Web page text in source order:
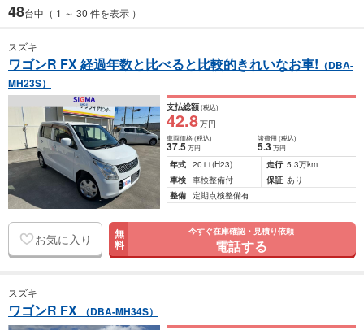
48台中（ 1 ～ 30 件を表示 ）
スズキ
ワゴンR FX 経過年数と比べると比較的きれいなお車! （DBA-
MH23S）
支払総額(税込)
42.8万円
車両価格(税込)
37.5万円
諸費用 (税込)
5.3 万円
年式 2011(H23) 走行 5.3万km
車検 車検整備付 保証 あり
整備 定期点検整備有
お気に入り 無
料
今すぐ在庫確認・見積り依頼
電話する
スズキ
ワゴンR FX （DBA-MH34S）